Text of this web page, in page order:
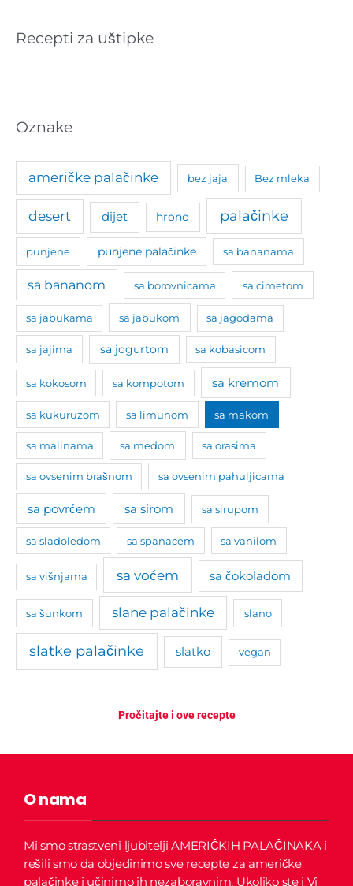
Recepti za uštipke
Oznake
američke palačinke bez jaja Bez mleka
desert dijet hrono palačinke
punjene punjene palačinke sa bananama
sa bananom sa borovnicama sa cimetom
sa jabukama sa jabukom sa jagodama
sa jajima sa jogurtom sa kobasicom
sa kokosom sa kompotom sa kremom
sa kukuruzom sa limunom sa makom
sa malinama sa medom sa orasima
sa ovsenim brašnom sa ovsenim pahuljicama
sa povrćem sa sirom sa sirupom
sa sladoledom sa spanacem sa vanilom
sa višnjama sa voćem sa čokoladom
sa šunkom slane palačinke slano
slatke palačinke slatko vegan
Pročitajte i ove recepte
O nama
Mi smo strastveni ljubitelji AMERIČKIH PALAČINAKA i
rešili smo da objedinimo sve recepte za američke
palačinke i učinimo ih nezaboravnim. Ukoliko ste i Vi